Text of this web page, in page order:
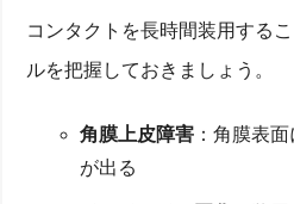
コンタクトを長時間装用する
ルを把握しておきましょう。
角膜上皮障害 ：角膜表
が出る